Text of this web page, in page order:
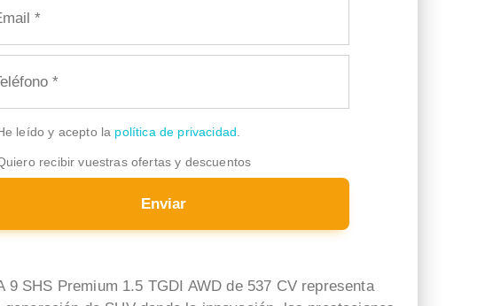
leído y acepto la política de privacidad.
recibir vuestras ofertas y descuentos
Enviar
9 SHS Premium 1.5 TGDI AWD de 537 CV representa